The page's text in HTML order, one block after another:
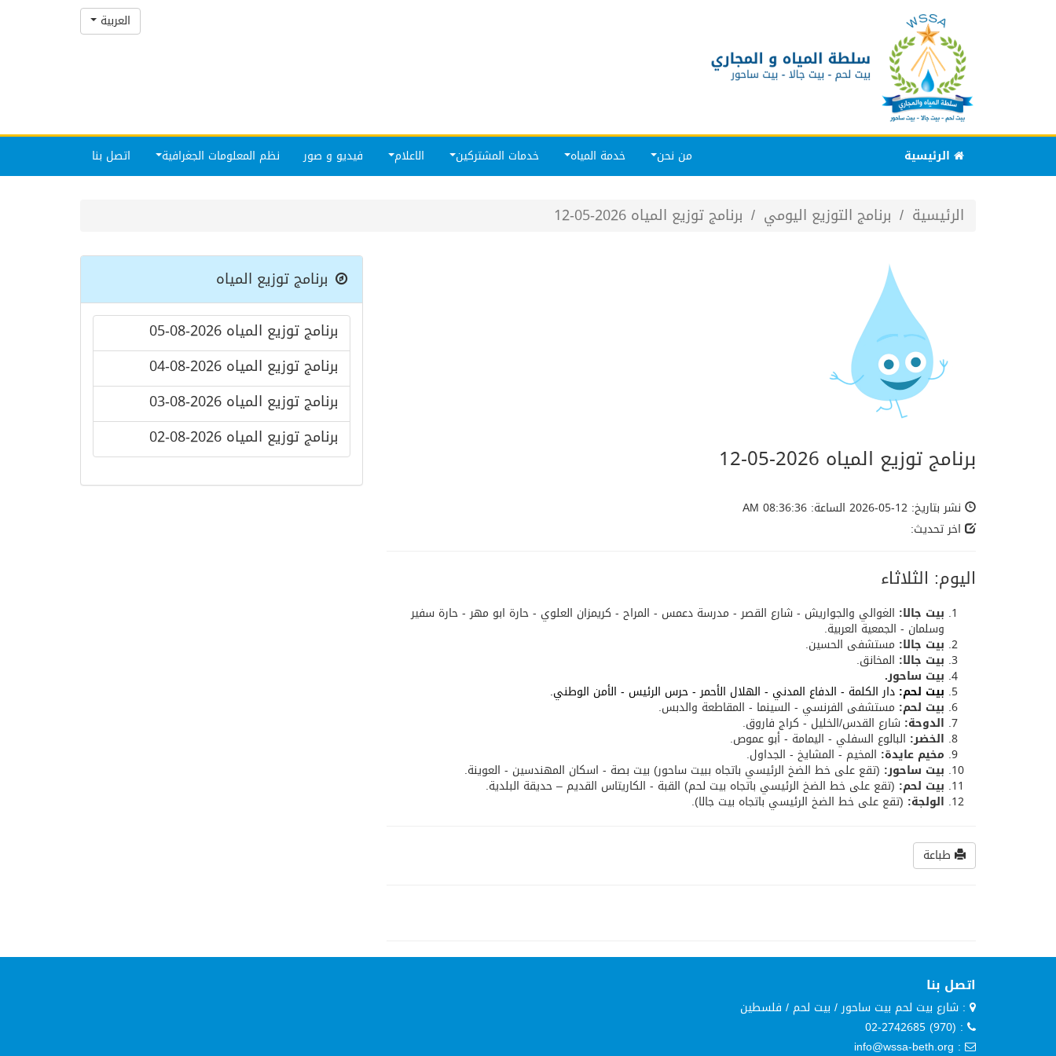
العربية
الرئيسية من نحن خدمة المياه خدمات المشتركين الاعلام فيديو و صور نظم المعلومات الجغرافية اتصل بنا
الرئيسية برنامج التوزيع اليومي برنامج توزيع المياه 2026-05-12
برنامج توزيع المياه 2026-05-12
نشر بتاريخ: 12-05-2026 الساعة: 08:36:36 AM
اخر تحديث:
اليوم: الثلاثاء
بيت جالا: الغوالي والجواريش - شارع القصر - مدرسة دعمس - المراح - كريمزان العلوي - حارة ابو مهر - حارة سفير
وسلمان - الجمعية العربية.
بيت جالا: مستشفى الحسين.
بيت جالا: المخانق.
بيت ساحور.
بيت لحم: دار الكلمة - الدفاع المدني - الهلال الأحمر - حرس الرئيس - الأمن الوطني.
بيت لحم: مستشفى الفرنسي - السينما - المقاطعة والدبس.
الدوحة: شارع القدس/الخليل - كراج فاروق.
الخضر: البالوع السفلي - اليمامة - أبو عموص.
مخيم عايدة: المخيم - المشايخ - الجداول.
بيت ساحور: (تقع على خط الضخ الرئيسي باتجاه ببيت ساحور) بيت بصة - اسكان المهندسين - العوينة.
بيت لحم: (تقع على خط الضخ الرئيسي باتجاه بيت لحم) القبة - الكاريتاس القديم – حديقة البلدية.
الولجة: (تقع على خط الضخ الرئيسي باتجاه بيت جالا).
طباعة
برنامج توزيع المياه
برنامج توزيع المياه 2026-08-05
برنامج توزيع المياه 2026-08-04
برنامج توزيع المياه 2026-08-03
برنامج توزيع المياه 2026-08-02
اتصل بنا
: شارع بيت لحم بيت ساحور / بيت لحم / فلسطين
: (970) 02-2742685
: info@wssa-beth.org